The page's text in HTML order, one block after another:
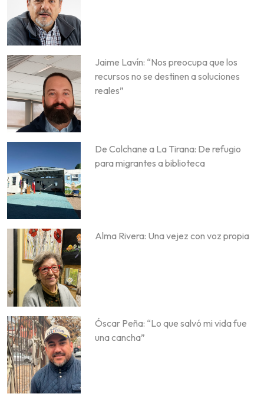
Jaime Lavín: “Nos preocupa que los
recursos no se destinen a soluciones
reales”
De Colchane a La Tirana: De refugio
para migrantes a biblioteca
Alma Rivera: Una vejez con voz propia
Óscar Peña: “Lo que salvó mi vida fue
una cancha”